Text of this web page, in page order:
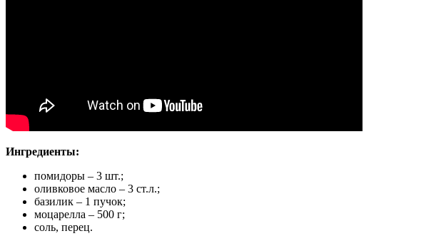
Ингредиенты:
помидоры – 3 шт.;
оливковое масло – 3 ст.л.;
базилик – 1 пучок;
моцарелла – 500 г;
соль, перец.